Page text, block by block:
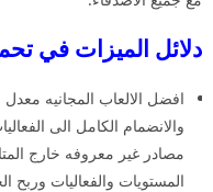
دلائل الميزات في
افضل الالعاب المجانيه
والانضمام الكامل الى
مصادر غير معروفه خارج
المستويات والفعاليات وربح